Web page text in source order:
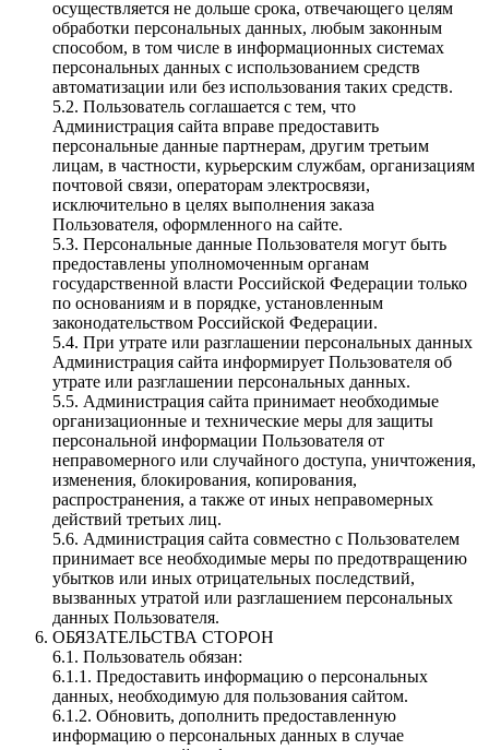
осуществляется не дольше срока, отвечающего целям
обработки персональных данных, любым законным
способом, в том числе в информационных системах
персональных данных с использованием средств
автоматизации или без использования таких средств.
5.2. Пользователь соглашается с тем, что
Администрация сайта вправе предоставить
персональные данные партнерам, другим третьим
лицам, в частности, курьерским службам, организациям
почтовой связи, операторам электросвязи,
исключительно в целях выполнения заказа
Пользователя, оформленного на сайте.
5.3. Персональные данные Пользователя могут быть
предоставлены уполномоченным органам
государственной власти Российской Федерации только
по основаниям и в порядке, установленным
законодательством Российской Федерации.
5.4. При утрате или разглашении персональных данных
Администрация сайта информирует Пользователя об
утрате или разглашении персональных данных.
5.5. Администрация сайта принимает необходимые
организационные и технические меры для защиты
персональной информации Пользователя от
неправомерного или случайного доступа, уничтожения,
изменения, блокирования, копирования,
распространения, а также от иных неправомерных
действий третьих лиц.
5.6. Администрация сайта совместно с Пользователем
принимает все необходимые меры по предотвращению
убытков или иных отрицательных последствий,
вызванных утратой или разглашением персональных
данных Пользователя.
ОБЯЗАТЕЛЬСТВА СТОРОН
6.1. Пользователь обязан:
6.1.1. Предоставить информацию о персональных
данных, необходимую для пользования сайтом.
6.1.2. Обновить, дополнить предоставленную
информацию о персональных данных в случае